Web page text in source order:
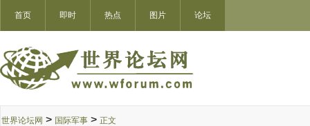
首页 即时 热点 图片 论坛
世界论坛网 > 国际军事 > 正文